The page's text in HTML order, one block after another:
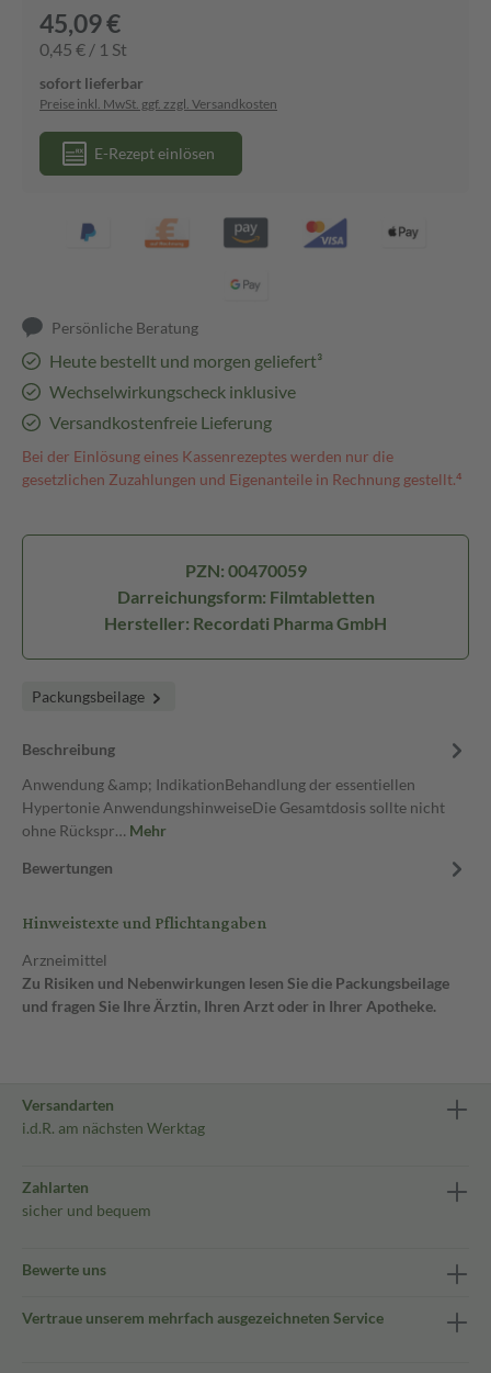
45,09 €
0,45 € / 1 St
sofort lieferbar
Preise inkl. MwSt. ggf. zzgl. Versandkosten
E-Rezept einlösen
Persönliche Beratung
Heute bestellt und morgen geliefert³
Wechselwirkungscheck inklusive
Versandkostenfreie Lieferung
Bei der Einlösung eines Kassenrezeptes werden nur die
gesetzlichen Zuzahlungen und Eigenanteile in Rechnung gestellt.⁴
PZN: 00470059
Darreichungsform: Filmtabletten
Hersteller: Recordati Pharma GmbH
Packungsbeilage
Beschreibung
Anwendung &amp; IndikationBehandlung der essentiellen
Hypertonie AnwendungshinweiseDie Gesamtdosis sollte nicht
ohne Rückspr… Mehr
Bewertungen
Hinweistexte und Pflichtangaben
Arzneimittel
Zu Risiken und Nebenwirkungen lesen Sie die Packungsbeilage
und fragen Sie Ihre Ärztin, Ihren Arzt oder in Ihrer Apotheke.
Versandarten
i.d.R. am nächsten Werktag
Zahlarten
sicher und bequem
Bewerte uns
Vertraue unserem mehrfach ausgezeichneten Service